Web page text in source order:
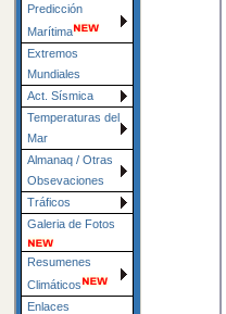
Predicción
Marítima
Extremos
Mundiales
Act. Sísmica
Temperaturas del
Mar
Almanaq / Otras
Obsevaciones
Tráficos
Galeria de Fotos
Resumenes
Climáticos
Enlaces